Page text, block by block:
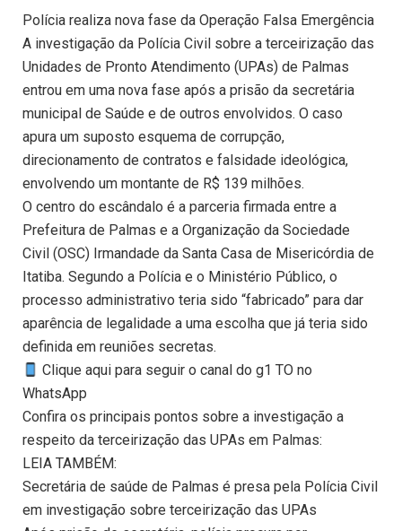
Polícia realiza nova fase da Operação Falsa Emergência
A investigação da Polícia Civil sobre a terceirização das
Unidades de Pronto Atendimento (UPAs) de Palmas
entrou em uma nova fase após a prisão da secretária
municipal de Saúde e de outros envolvidos. O caso
apura um suposto esquema de corrupção,
direcionamento de contratos e falsidade ideológica,
envolvendo um montante de R$ 139 milhões.
O centro do escândalo é a parceria firmada entre a
Prefeitura de Palmas e a Organização da Sociedade
Civil (OSC) Irmandade da Santa Casa de Misericórdia de
Itatiba. Segundo a Polícia e o Ministério Público, o
processo administrativo teria sido “fabricado” para dar
aparência de legalidade a uma escolha que já teria sido
definida em reuniões secretas.
Clique aqui para seguir o canal do g1 TO no
WhatsApp
Confira os principais pontos sobre a investigação a
respeito da terceirização das UPAs em Palmas:
LEIA TAMBÉM:
Secretária de saúde de Palmas é presa pela Polícia Civil
em investigação sobre terceirização das UPAs